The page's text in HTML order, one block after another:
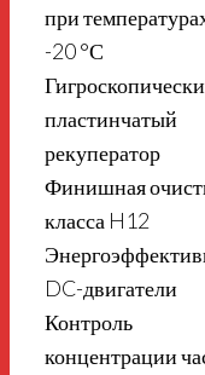
при
-20 °С
пластинчатый
рекуператор
Финишная
класса H12
DC-двигатели
Контроль
концентрации